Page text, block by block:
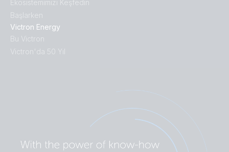
Ekosistemimizi Keşfedin
Başlarken
Victron Energy
Bu Victron
Victron'da 50 Yıl